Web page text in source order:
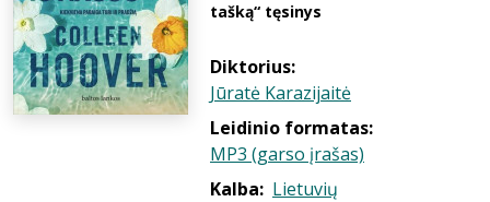
tašką“ tęsinys
Diktorius:
Jūratė Karazijaitė
Leidinio formatas:
MP3 (garso įrašas)
Kalba: Lietuvių